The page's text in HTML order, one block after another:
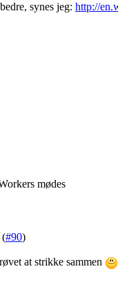
synes jeg: http://
mødes
(#90)
at strikke sammen